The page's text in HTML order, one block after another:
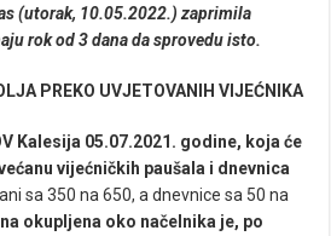
(utorak, 10.05.2022.) zaprimila
rok od 3 dana da sprovedu isto.
PREKO UVJETOVANIH VIJEĆNIKA
Kalesija 05.07.2021. godine, koja će
vijećničkih paušala i dnevnica
sa 350 na 650, a dnevnice sa 50 na
okupljena oko načelnika je, po